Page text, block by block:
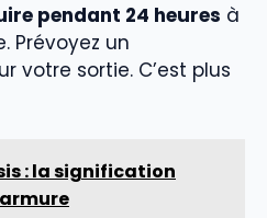
pendant 24 heures à
Prévoyez un
votre sortie. C’est plus
: la signification